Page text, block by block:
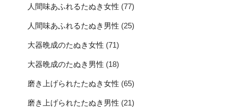
人間味あふれるたぬき女性 (77)
人間味あふれるたぬき男性 (25)
大器晩成のたぬき女性 (71)
大器晩成のたぬき男性 (18)
磨き上げられたたぬき女性 (65)
磨き上げられたたぬき男性 (21)